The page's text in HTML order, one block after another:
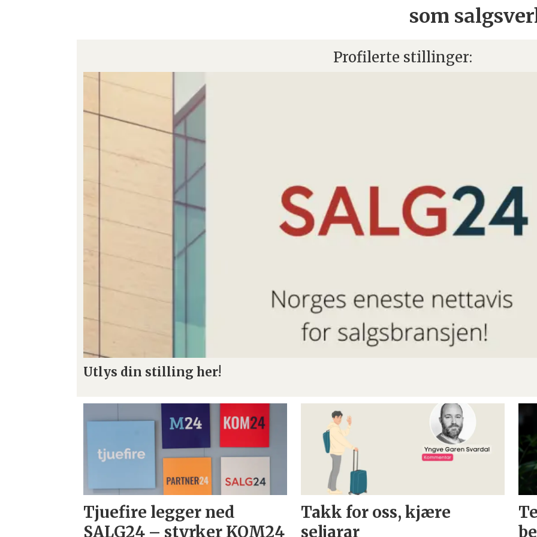
som
Profilerte stillinger:
Utlys din stilling her!
Tjuefire legger ned
SALG24 – styrker KOM24
Takk for oss, kjære
seljarar